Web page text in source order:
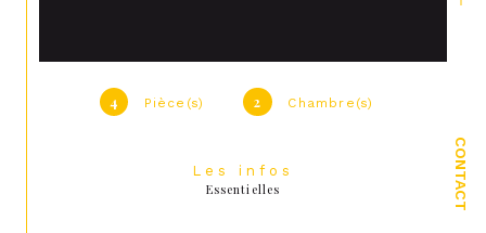
CONTACT
4 Pièce(s) 2 Chambre(s)
Les infos
Essentielles